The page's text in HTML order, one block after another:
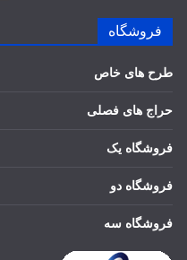
فروشگاه
طرح های خاص
حراج های فصلی
فروشگاه یک
فروشگاه دو
فروشگاه سه